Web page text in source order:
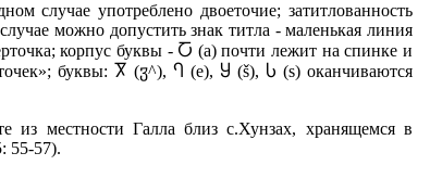
случае употреблено двоеточие; затитлованность
можно допустить знак титла - маленькая линия
корпус буквы - Ⴀ (а) почти лежит на спинке и
буквы: Ⴟ (ჳ^), Ⴄ (е), Ⴘ (š), Ⴑ (s) оканчиваются
из местности Галла близ с.Хунзах, хранящемся в
55-57).